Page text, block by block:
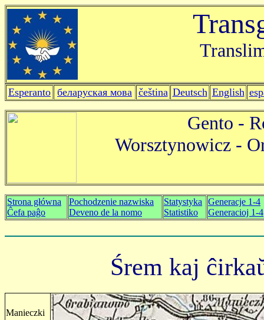
Esperanto беларуская мова čeština Deutsch English
Gento -
Worsztynowicz -
Strona główna
Ĉefa paĝo
Pochodzenie nazwiska
Deveno de la nomo
Statystyka
Statistiko
Generacje 1-4
Generacioj 1-4
Śrem kaj
Manieczki